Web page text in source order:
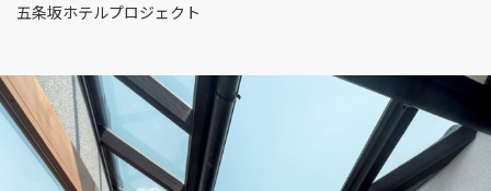
五条坂ホテルプロジェクト